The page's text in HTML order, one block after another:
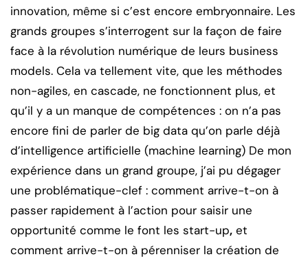
innovation, même si c’est encore embryonnaire. Les
grands groupes s’interrogent sur la façon de faire
face à la révolution numérique de leurs business
models. Cela va tellement vite, que les méthodes
non-agiles, en cascade, ne fonctionnent plus, et
qu’il y a un manque de compétences : on n’a pas
encore fini de parler de big data qu’on parle déjà
d’intelligence artificielle (machine learning) De mon
expérience dans un grand groupe, j’ai pu dégager
une problématique-clef : comment arrive-t-on à
passer rapidement à l’action pour saisir une
opportunité comme le font les start-up, et
comment arrive-t-on à pérenniser la création de